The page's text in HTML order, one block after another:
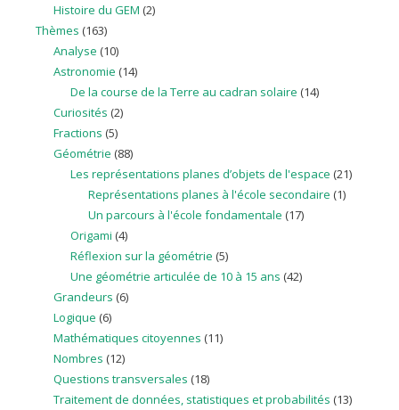
Histoire du GEM (2)
Thèmes (163)
Analyse (10)
Astronomie (14)
De la course de la Terre au cadran solaire (14)
Curiosités (2)
Fractions (5)
Géométrie (88)
Les représentations planes d’objets de l'espace (21)
Représentations planes à l'école secondaire (1)
Un parcours à l'école fondamentale (17)
Origami (4)
Réflexion sur la géométrie (5)
Une géométrie articulée de 10 à 15 ans (42)
Grandeurs (6)
Logique (6)
Mathématiques citoyennes (11)
Nombres (12)
Questions transversales (18)
Traitement de données, statistiques et probabilités (13)